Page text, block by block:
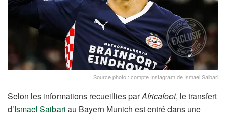
Source photo : compte Instagram de Ismael Saibari
Selon les informations recueillies parAfricafoot, le transfert
d’Ismael Saibari au Bayern Munich est entré dans une